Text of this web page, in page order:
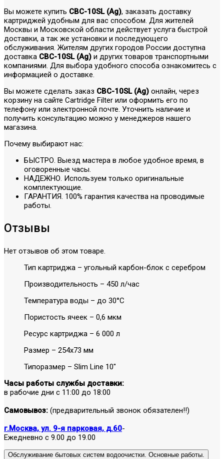
Вы можете купить CBC-10SL (Ag), заказать доставку
картриджей удобным для вас способом. Для жителей
Москвы и Московской области действует услуга быстрой
доставки, а так же установки и последующего
обслуживания. Жителям других городов России доступна
доставка CBC-10SL (Ag) и других товаров транспортными
компаниями. Для выбора удобного способа ознакомитесь с
информацией о доставке.
Вы можете сделать заказ CBC-10SL (Ag) онлайн, через
корзину на сайте Cartridge Filter или оформить его по
телефону или электронной почте. Уточнить наличие и
получить консультацию можно у менеджеров нашего
магазина.
Почему выбирают нас:
БЫСТРО. Выезд мастера в любое удобное время, в
оговоренные часы.
НАДЕЖНО. Используем только оригинальные
комплектующие.
ГАРАНТИЯ. 100% гарантия качества на проводимые
работы.
Отзывы
Нет отзывов об этом товаре.
Тип картриджа – угольный карбон-блок с серебром
Производительность – 450 л/час
Температура воды – до 30°C
Пористость ячеек – 0,6 мкм
Ресурс картриджа – 6 000 л
Размер – 254х73 мм
Типоразмер – Slim Line 10"
Часы работы службы доставки:
в рабочие дни с 11:00 до 18:00
Самовывоз: (предварительный звонок обязателен!!)
г.Москва, ул. 9-я парковая, д.60-
Ежедневно с 9.00 до 19.00
Обслуживание бытовых систем водоочистки. Основные работы.